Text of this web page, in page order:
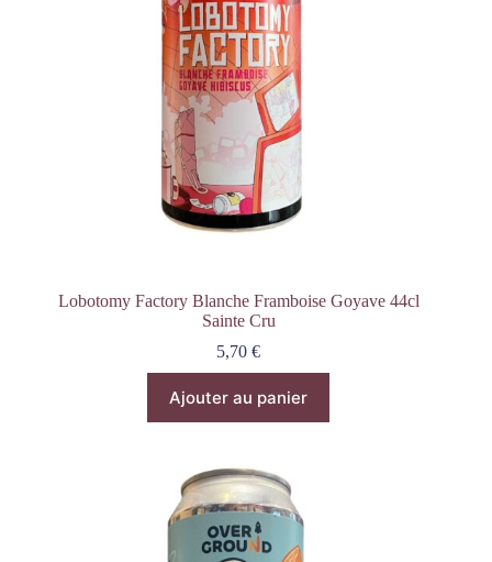
Lobotomy Factory Blanche Framboise Goyave 44cl
Sainte Cru
5,70€
Ajouter au panier